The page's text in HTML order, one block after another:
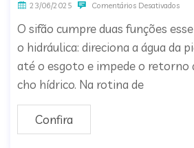
23/06/2025 Comentários Desativados
O sifão cumpre duas funções
o hidráulica: direciona a água da
até o esgoto e impede o retorno
cho hídrico. Na rotina de
Confira